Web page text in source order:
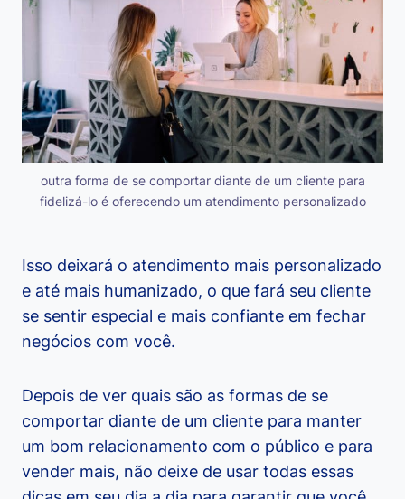
outra forma de se comportar diante de um cliente para
fidelizá-lo é oferecendo um atendimento personalizado
Isso deixará o atendimento mais personalizado
e até mais humanizado, o que fará seu cliente
se sentir especial e mais confiante em fechar
negócios com você.
Depois de ver quais são as formas de se
comportar diante de um cliente para manter
um bom relacionamento com o público e para
vender mais, não deixe de usar todas essas